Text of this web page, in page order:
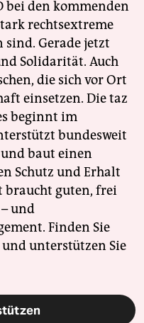
bei den kommenden
rechtsextreme
Gerade jetzt
Solidarität. Auch
die sich vor Ort
einsetzen. Die taz
beginnt im
bundesweit
baut einen
Schutz und Erhalt
braucht guten, frei
und
Finden Sie
unterstützen Sie